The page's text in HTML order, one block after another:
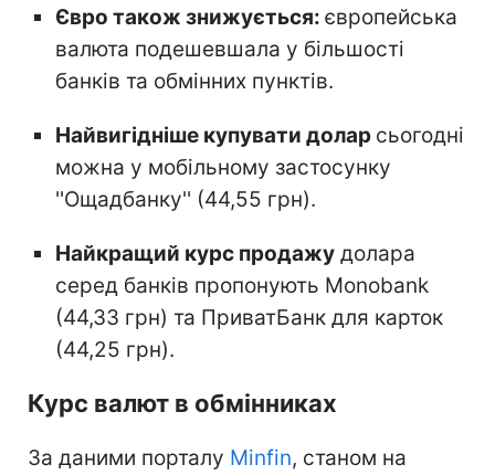
Євро також знижується: європейська
валюта подешевшала у більшості
банків та обмінних пунктів.
Найвигідніше купувати долар сьогодні
можна у мобільному застосунку
''Ощадбанку'' (44,55 грн).
Найкращий курс продажу долара
серед банків пропонують Monobank
(44,33 грн) та ПриватБанк для карток
(44,25 грн).
Курс валют в обмінниках
За даними порталу Minfin, станом на